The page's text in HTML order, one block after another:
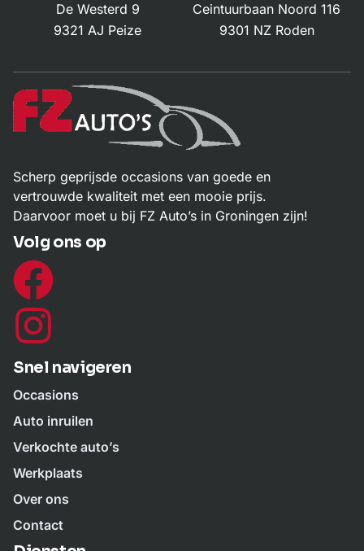
De Westerd 9
9321 AJ Peize
Ceintuurbaan Noord 116
9301 NZ Roden
Scherp geprijsde occasions van goede en
vertrouwde kwaliteit met een mooie prijs.
Daarvoor moet u bij FZ Auto’s in Groningen zijn!
Volg ons op
Snel navigeren
Occasions
Auto inruilen
Verkochte auto’s
Werkplaats
Over ons
Contact